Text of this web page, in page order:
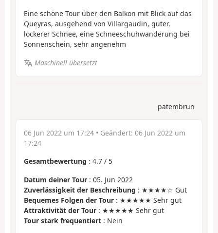
Eine schöne Tour über den Balkon mit Blick auf das
Queyras, ausgehend von Villargaudin, guter,
lockerer Schnee, eine Schneeschuhwanderung bei
Sonnenschein, sehr angenehm
Maschinell übersetzt
patembrun
06 Jun 2022 um 17:24 • Geändert: 06 Jun 2022 um
17:24
Gesamtbewertung : 4.7 / 5
Datum deiner Tour : 05. Jun 2022
Zuverlässigkeit der Beschreibung : ★★★★☆ Gut
Bequemes Folgen der Tour : ★★★★★ Sehr gut
Attraktivität der Tour : ★★★★★ Sehr gut
Tour stark frequentiert : Nein